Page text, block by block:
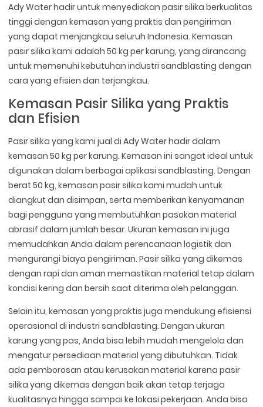
Ady Water hadir untuk menyediakan pasir silika berkualitas
tinggi dengan kemasan yang praktis dan pengiriman
yang dapat menjangkau seluruh Indonesia. Kemasan
pasir silika kami adalah 50 kg per karung, yang dirancang
untuk memenuhi kebutuhan industri sandblasting dengan
cara yang efisien dan terjangkau.
Kemasan Pasir Silika yang Praktis
dan Efisien
Pasir silika yang kami jual di Ady Water hadir dalam
kemasan 50 kg per karung. Kemasan ini sangat ideal untuk
digunakan dalam berbagai aplikasi sandblasting. Dengan
berat 50 kg, kemasan pasir silika kami mudah untuk
diangkut dan disimpan, serta memberikan kenyamanan
bagi pengguna yang membutuhkan pasokan material
abrasif dalam jumlah besar. Ukuran kemasan ini juga
memudahkan Anda dalam perencanaan logistik dan
mengurangi biaya pengiriman. Pasir silika yang dikemas
dengan rapi dan aman memastikan material tetap dalam
kondisi kering dan bersih saat diterima oleh pelanggan.
Selain itu, kemasan yang praktis juga mendukung efisiensi
operasional di industri sandblasting. Dengan ukuran
karung yang pas, Anda bisa lebih mudah mengelola dan
mengatur persediaan material yang dibutuhkan. Tidak
ada pemborosan atau kerusakan material karena pasir
silika yang dikemas dengan baik akan tetap terjaga
kualitasnya hingga sampai ke lokasi pekerjaan. Anda bisa